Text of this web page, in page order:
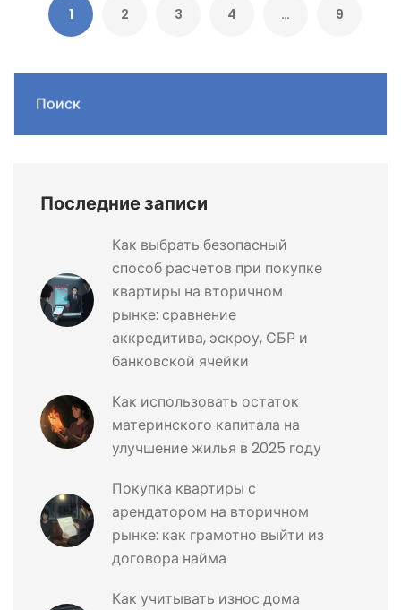
1 2 3 4 … 9
Поиск
Последние записи
Как выбрать безопасный
способ расчетов при покупке
квартиры на вторичном
рынке: сравнение
аккредитива, эскроу, СБР и
банковской ячейки
Как использовать остаток
материнского капитала на
улучшение жилья в 2025 году
Покупка квартиры с
арендатором на вторичном
рынке: как грамотно выйти из
договора найма
Как учитывать износ дома